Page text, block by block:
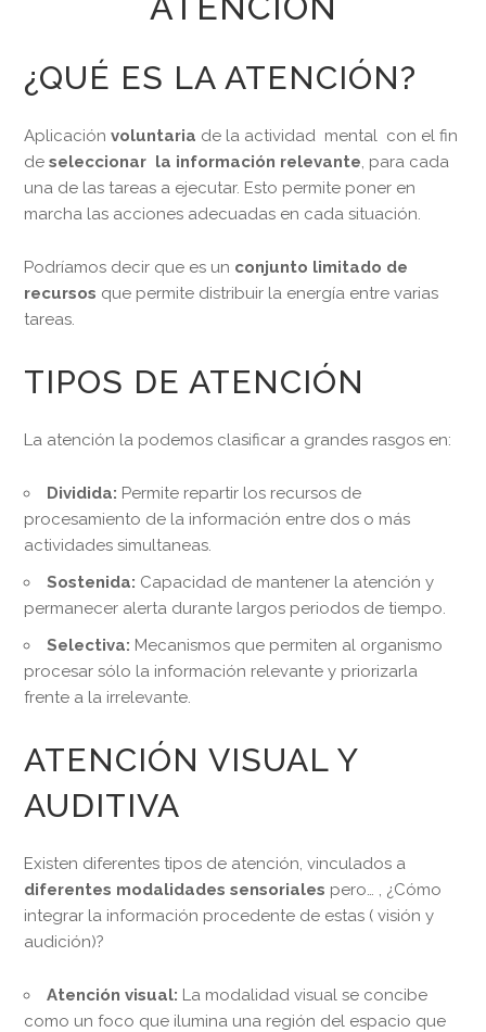
¿QUÉ ES LA ATENCIÓN?
Aplicaciónvoluntaria de la actividad mental con el fin
deseleccionar la información relevante, para cada
una de las tareas a ejecutar. Esto permite poner en
marcha las acciones adecuadas en cada situación.
Podríamos decir que es un conjunto limitado de
recursos que permite distribuir la energía entre varias
tareas.
TIPOS DE ATENCIÓN
La atención la podemos clasificar a grandes rasgos en:
Dividida: Permite repartir los recursos de
procesamiento de la información entre dos o más
actividades simultaneas.
Sostenida: Capacidad de mantener la atención y
permanecer alerta durante largos periodos de tiempo.
Selectiva: Mecanismos que permiten al organismo
procesar sólo la información relevante y priorizarla
frente a la irrelevante.
ATENCIÓN VISUAL Y
AUDITIVA
Existen diferentes tipos de atención, vinculados a
diferentes modalidades sensoriales pero… , ¿Cómo
integrar la información procedente de estas ( visión y
audición)?
Atención visual: La modalidad visual se concibe
como un foco que ilumina una región del espacio que